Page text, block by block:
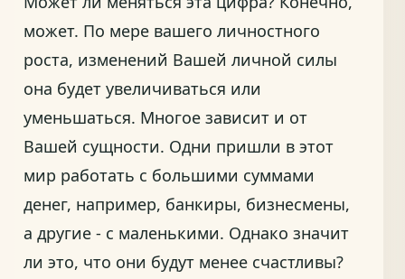
может. По мере вашего личностного
роста, изменений Вашей личной силы
она будет увеличиваться или
уменьшаться. Многое зависит и от
Вашей сущности. Одни пришли в этот
мир работать с большими суммами
денег, например, банкиры, бизнесмены,
а другие - с маленькими. Однако значит
ли это, что они будут менее счастливы?